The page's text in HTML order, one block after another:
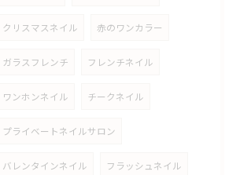
クリスマスネイル 赤のワンカラー
ガラスフレンチ フレンチネイル
ワンホンネイル チークネイル
プライベートネイルサロン
バレンタインネイル フラッシュネイル